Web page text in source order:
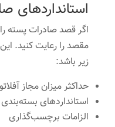
استانداردهای
اگر قصد صادرات پسته را
مقصد را رعایت کنید.
زیر باشد:
حداکثر میزان مجاز
استانداردهای بسته‌بندی
الزامات برچسب‌گذاری